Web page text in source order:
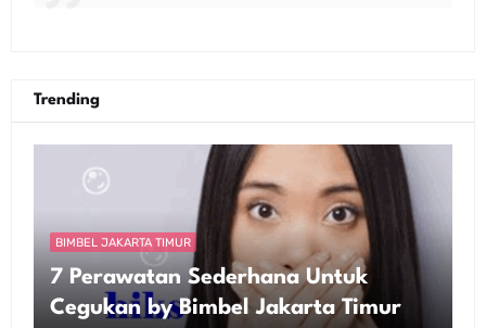
Trending
BIMBEL JAKARTA TIMUR
7 Perawatan Sederhana Untuk
Cegukan by Bimbel Jakarta Timur